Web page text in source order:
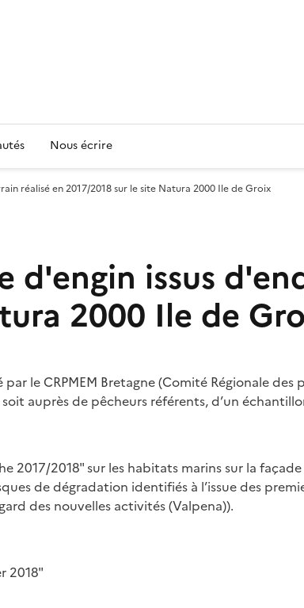
Nous écrire
réalisé en 2017/2018 sur le site Natura 2000 Ile de Groix
issus
2000 Ile de
le CRPMEM Bretagne (Comité Régionale des
auprès de pêcheurs référents, d’un
2017/2018" sur les habitats marins sur la
de dégradation identifiés à l’issue des
des nouvelles activités (Valpena)).
2018"